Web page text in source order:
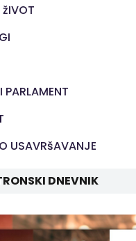
žIVOT
PARLAMENT
USAVRšAVANJE
DNEVNIK